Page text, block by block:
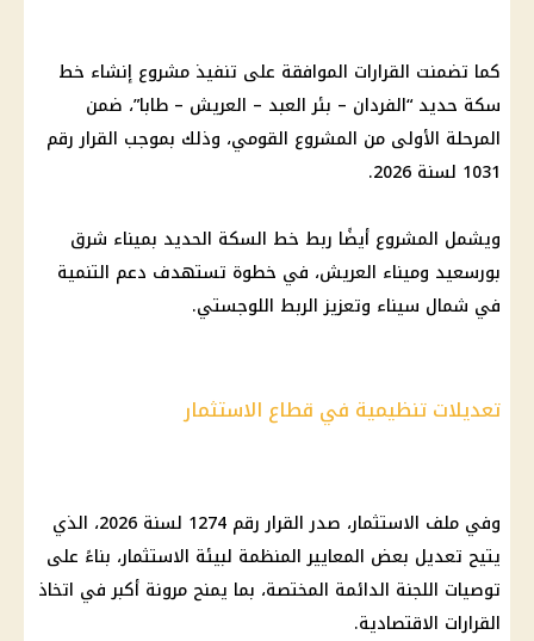
كما تضمنت القرارات الموافقة على تنفيذ مشروع إنشاء خط
سكة حديد “الفردان – بئر العبد – العريش – طابا”، ضمن
المرحلة الأولى من المشروع القومي، وذلك بموجب القرار رقم
1031 لسنة 2026.
ويشمل المشروع أيضًا ربط خط السكة الحديد بميناء شرق
بورسعيد وميناء العريش، في خطوة تستهدف دعم التنمية
في شمال سيناء وتعزيز الربط اللوجستي.
تعديلات تنظيمية في قطاع الاستثمار
وفي ملف الاستثمار، صدر القرار رقم 1274 لسنة 2026، الذي
يتيح تعديل بعض المعايير المنظمة لبيئة الاستثمار، بناءً على
توصيات اللجنة الدائمة المختصة، بما يمنح مرونة أكبر في اتخاذ
القرارات الاقتصادية.